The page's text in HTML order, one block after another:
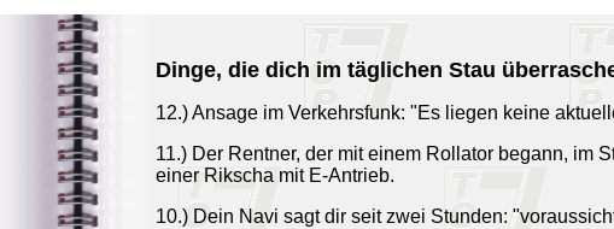
Dinge, die dich im täglichen Stau
12.) Ansage im Verkehrsfunk: "Es liegen keine
11.) Der Rentner, der mit einem Rollator begann, im
einer Rikscha mit E-Antrieb.
10.) Dein Navi sagt dir seit zwei Stunden: